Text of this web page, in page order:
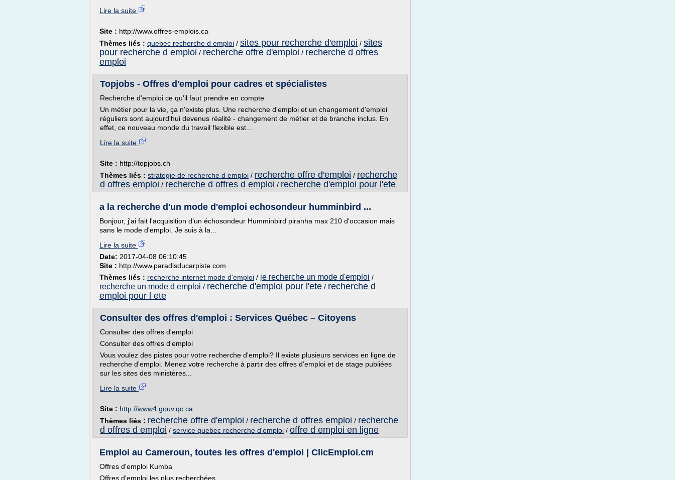
Lire la suite
Site : http://www.offres-emplois.ca
Thèmes liés : quebec recherche d emploi / sites pour recherche d'emploi / sites
pour recherche d emploi / recherche offre d'emploi / recherche d offres
emploi
Topjobs - Offres d'emploi pour cadres et spécialistes
Recherche d'emploi ce qu'il faut prendre en compte
Un métier pour la vie, ça n'existe plus. Une recherche d'emploi et un changement d'emploi
réguliers sont aujourd'hui devenus réalité - changement de métier et de branche inclus. En
effet, ce nouveau monde du travail flexible est...
Lire la suite
Site : http://topjobs.ch
Thèmes liés : strategie de recherche d emploi / recherche offre d'emploi / recherche
d offres emploi / recherche d offres d emploi / recherche d'emploi pour l'ete
a la recherche d'un mode d'emploi echosondeur humminbird ...
Bonjour, j'ai fait l'acquisition d'un échosondeur Humminbird piranha max 210 d'occasion mais
sans le mode d'emploi. Je suis à la...
Lire la suite
Date: 2017-04-08 06:10:45
Site : http://www.paradisducarpiste.com
Thèmes liés : recherche internet mode d'emploi / je recherche un mode d'emploi /
recherche un mode d emploi / recherche d'emploi pour l'ete / recherche d
emploi pour l ete
Consulter des offres d'emploi : Services Québec – Citoyens
Consulter des offres d'emploi
Consulter des offres d'emploi
Vous voulez des pistes pour votre recherche d'emploi? Il existe plusieurs services en ligne de
recherche d'emploi. Menez votre recherche à partir des offres d'emploi et de stage publiées
sur les sites des ministères...
Lire la suite
Site : http://www4.gouv.qc.ca
Thèmes liés : recherche offre d'emploi / recherche d offres emploi / recherche
d offres d emploi / service quebec recherche d'emploi / offre d emploi en ligne
Emploi au Cameroun, toutes les offres d'emploi | ClicEmploi.cm
Offres d'emploi Kumba
Offres d'emploi les plus recherchées